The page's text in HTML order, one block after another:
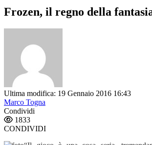
Frozen, il regno della
Ultima modifica: 19 Gennaio 2016 16:43
Marco Togna
Condividi
1833
CONDIVIDI